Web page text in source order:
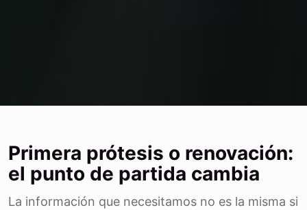
Primera prótesis o renovación:
el punto de partida cambia
La información que necesitamos no es la misma si